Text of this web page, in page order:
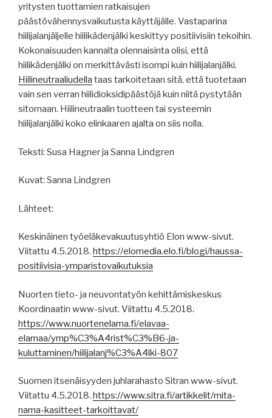
yritysten tuottamien ratkaisujen
päästövähennysvaikutusta käyttäjälle. Vastaparina
hiilijalanjäljelle hiilikädenjälki keskittyy positiivisiin tekoihin.
Kokonaisuuden kannalta olennaisinta olisi, että
hiilikädenjälki on merkittävästi isompi kuin hiilijalanjälki.
Hiilineutraaliudella taas tarkoitetaan sitä, että tuotetaan
vain sen verran hiilidioksidipäästöjä kuin niitä pystytään
sitomaan. Hiilineutraalin tuotteen tai systeemin
hiilijalanjälki koko elinkaaren ajalta on siis nolla.
Teksti: Susa Hagner ja Sanna Lindgren
Kuvat: Sanna Lindgren
Lähteet:
Keskinäinen työeläkevakuutusyhtiö Elon www-sivut.
Viitattu 4.5.2018. https://elomedia.elo.fi/blogi/haussa-
positiivisia-ymparistovaikutuksia
Nuorten tieto- ja neuvontatyön kehittämiskeskus
Koordinaatin www-sivut. Viitattu 4.5.2018.
https://www.nuortenelama.fi/elavaa-
elamaa/ymp%C3%A4rist%C3%B6-ja-
kuluttaminen/hiilijalanj%C3%A4lki-807
Suomen itsenäisyyden juhlarahasto Sitran www-sivut.
Viitattu 4.5.2018. https://www.sitra.fi/artikkelit/mita-
nama-kasitteet-tarkoittavat/